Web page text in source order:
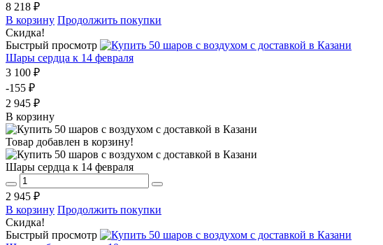
8 218 ₽
В корзину Продолжить покупки
Скидка!
Быстрый просмотр
Шары сердца к 14 февраля
3 100 ₽
-155 ₽
2 945 ₽
В корзину
Товар добавлен в корзину!
Шары сердца к 14 февраля
2 945 ₽
В корзину Продолжить покупки
Скидка!
Быстрый просмотр